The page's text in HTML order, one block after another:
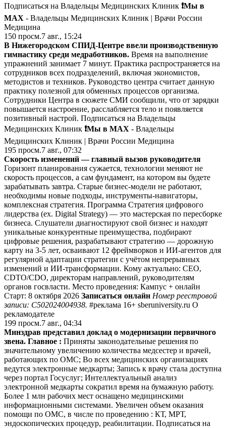
Подписаться на Владельцы Медицинских Клиник ❗️Мы в
MAX - Владельцы Медицинских Клиник | Врачи России
Медицина
150 просм.7 авг., 15:24
В Нижегородском СПИД-Центре ввели производственную
гимнастику среди медработников. Время на выполнение
упражнений занимает 7 минут. Практика распространяется на
сотрудников всех подразделений, включая экономистов,
методистов и техников. Руководство центра считает данную
практику полезной для обменных процессов организма.
Сотрудники Центра в сюжете СМИ сообщили, что от зарядки
повышается настроение, расслабляется тело и появляется
позитивный настрой. Подписаться на Владельцы
Медицинских Клиник ❗️Мы в MAX - Владельцы
Медицинских Клиник | Врачи России Медицина
195 просм.7 авг., 07:32
Скорость изменений — главный вызов руководителя
Горизонт планирования сужается, технологии меняют не
скорость процессов, а сам фундамент, на котором вы будете
зарабатывать завтра. Старые бизнес-модели не работают,
необходимы новые подходы, инструменты-навигаторы,
комплексная стратегия. Программа Стратегия цифрового
лидерства (ex. Digital Strategy) — это мастерская по пересборке
бизнеса. Слушатели диагностируют свой бизнес и находят
уникальные конкурентные преимущества, подбирают
цифровые решения, разрабатывают стратегию — дорожную
карту на 3-5 лет, осваивают 12 фреймворков и ИИ-агентов для
регулярной адаптации стратегии с учётом непрерывных
изменений и ИИ-трансформации. Кому актуально: CEO,
CDTO/CDO, директорам направлений, руководителям
органов госвласти. Место проведения: Кампус + онлайн
Старт: 8 октября 2026 Записаться онлайн Номер реестровой
записи: С502024004938. #реклама 16+ sberuniversity.ru О
рекламодателе
199 просм.7 авг., 04:34
Минздрав представил доклад о модернизации первичного
звена. Главное : Приняты законодательные решения по
значительному увеличению количества медсестер и врачей,
работающих по ОМС; Во всех медицинских организациях
ведутся электронные медкарты; Запись к врачу стала доступна
через портал Госуслуг; Интеллектуальный анализ
электронной медкарты сократил время на бумажную работу.
Более 1 млн рабочих мест оснащено медицинскими
информационными системами. Увеличен объем оказания
помощи по ОМС, в числе по проведению : КТ, МРТ,
эндоскопических процедур, реабилитации. Подписаться на